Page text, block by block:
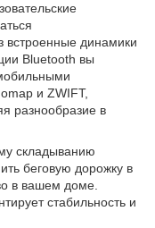
встроенные динамики
Bluetooth вы
и ZWIFT,
разнообразие в
складыванию
беговую дорожку в
в вашем доме.
стабильность и